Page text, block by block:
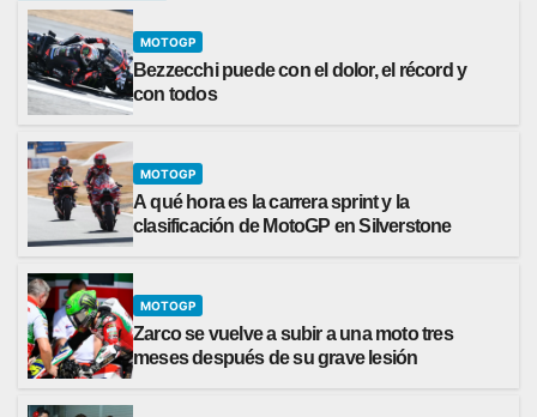
MOTOGP
Bezzecchi puede con el dolor, el récord y
con todos
MOTOGP
A qué hora es la carrera sprint y la
clasificación de MotoGP en Silverstone
MOTOGP
Zarco se vuelve a subir a una moto tres
meses después de su grave lesión